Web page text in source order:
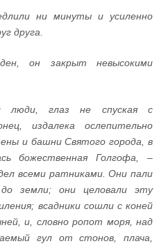
ни минуты и усиленно
друга.
он закрыт невысокими
люди, глаз не спуская с
издалека ослепительно
и башни Святого города, в
божественная Голгофа, –
всеми ратниками. Они пали
земли; они целовали эту
всадники сошли с коней
и, словно ропот моря, над
гул от стонов, плача,